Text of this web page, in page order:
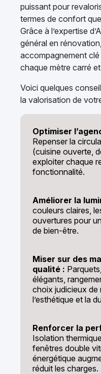
puissant pour
termes de confort
Grâce à l’expertise
général en
accompagnement
chaque mètre carré
Voici quelques
la valorisation de
Optimiser
Repenser la
(cuisine ouverte,
exploiter chaque
fonctionnalité.
Améliorer la
couleurs claires,
ouvertures pour
de bien-être.
Miser sur des
qualité :
élégants,
choix judicieux de
l’esthétique et la
Renforcer la
Isolation
fenêtres double
énergétique
réduit les charges.